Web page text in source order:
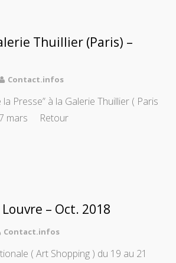
Thuillier (Paris) –
Contact.infos
la Presse” à la Galerie Thuillier ( Paris
7 mars Retour
– Oct. 2018
Contact.infos
( Art Shopping ) du 19 au 21